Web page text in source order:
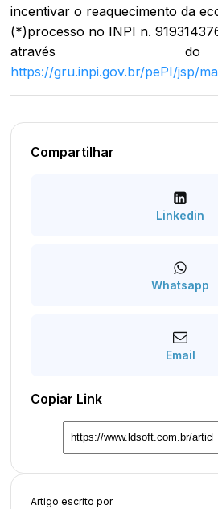
incentivar o reaquecimento da
(*)processo no INPI n.
através
https://gru.inpi.gov.br/pePI/jsp/
Compartilhar
Linkedin
Whatsapp
Email
Copiar Link
Artigo escrito por